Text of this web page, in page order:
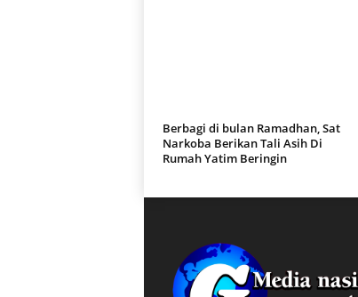
Berbagi di bulan Ramadhan, Sat
Narkoba Berikan Tali Asih Di
Rumah Yatim Beringin